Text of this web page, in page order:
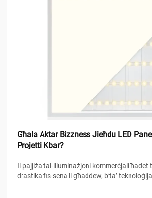
Għala Aktar Bizzness Jieħdu LED
Projetti Kbar?
Il-pajjiża tal-illuminażjoni kommerċjali ħadet
drastika fis-sena li għaddew, b’ta’